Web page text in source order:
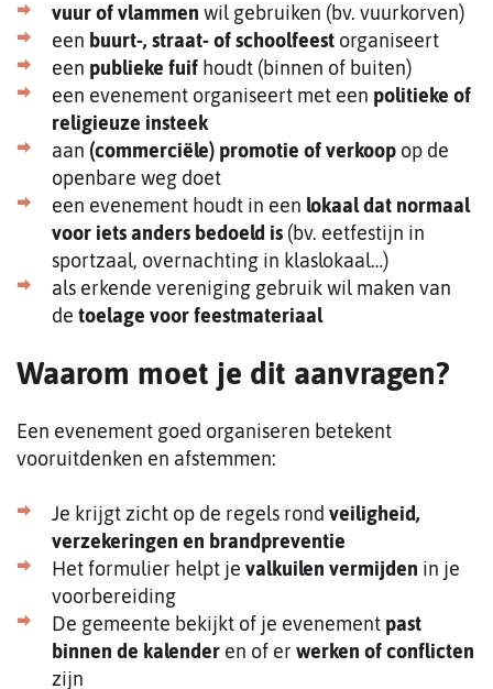
vuur of vlammen wil gebruiken (bv. vuurkorven)
een buurt-, straat- of schoolfeest organiseert
een publieke fuif houdt (binnen of buiten)
een evenement organiseert met een politieke of
religieuze insteek
aan (commerciële) promotie of verkoop op de
openbare weg doet
een evenement houdt in een lokaal dat normaal
voor iets anders bedoeld is (bv. eetfestijn in
sportzaal, overnachting in klaslokaal…)
als erkende vereniging gebruik wil maken van
de toelage voor feestmateriaal
Waarom moet je dit aanvragen?
Een evenement goed organiseren betekent
vooruitdenken en afstemmen:
Je krijgt zicht op de regels rond veiligheid,
verzekeringen en brandpreventie
Het formulier helpt je valkuilen vermijden in je
voorbereiding
De gemeente bekijkt of je evenement past
binnen de kalender en of er werken of conflicten
zijn